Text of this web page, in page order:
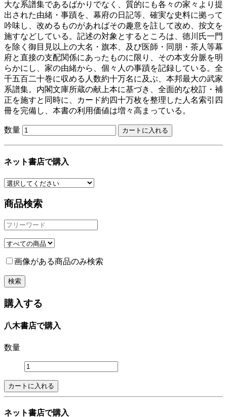
大な系譜集であるばかりでなく、質的にも各々の家々より提
出された由緒・事蹟を、幕府の日記等、確実な史料に拠って
吟味し、改めるものがあればその趣意を註して改め、按文を
施すなどしている。記述の対象とするところは、徳川氏一門
を除く御目見以上の大名・旗本、及び医師・同朋・茶人等幕
府と直接の支配関係にあったものに限り、その本支分脈を明
らかにし、家の由緒から、個々人の事蹟を記録している。全
千五百二十巻に収める人数約十万名に及ぶ、本邦最大の武家
系譜集。内閣文庫所蔵の献上本に基づき、全面的な校訂・補
正を施すと同時に、カード約四十万枚を整理した人名索引四
冊を完備し、本書の利用価値は増々高まっている。
数量
ネット書店で購入
商品検索
画像がある商品のみ検索
購入する
八木書店で購入
数量
ネット書店で購入